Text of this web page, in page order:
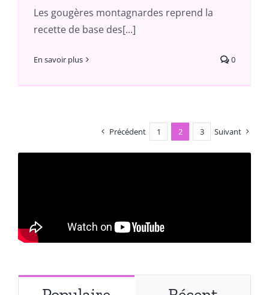
Les gougères montagnardes reprend la
recette de base des[...]
En savoir plus 0
Précédent 1 2 3 Suivant